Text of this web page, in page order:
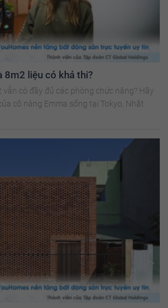
8m2 liệu có khả thi?
có đầy đủ các phòng chức năng? Hãy
cô nàng Emma sống tại Tokyo, Nhật